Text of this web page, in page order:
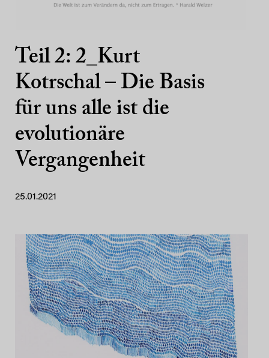
Teil 2: 2_Kurt
Kotrschal – Die Basis
für uns alle ist die
evolutionäre
Vergangenheit
25.01.2021